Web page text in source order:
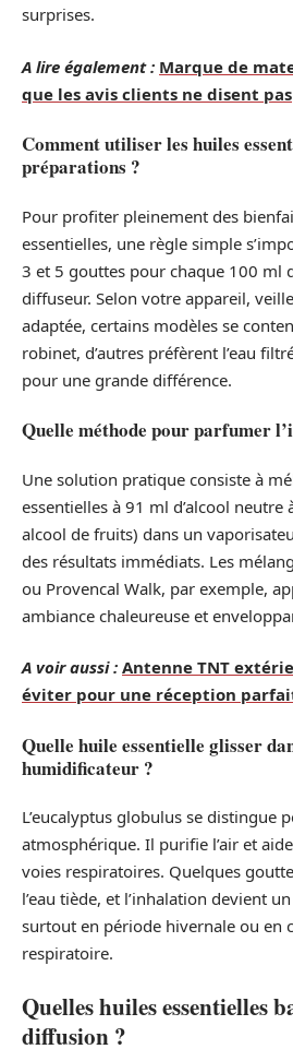
surprises.
A lire également : Marque de
que les avis clients ne disent pas
Comment utiliser les huiles
préparations ?
Pour profiter pleinement des
essentielles, une règle simple
3 et 5 gouttes pour chaque 100 ml
diffuseur. Selon votre appareil,
adaptée, certains modèles se
robinet, d’autres préfèrent l’eau
pour une grande différence.
Quelle méthode pour parfumer
Une solution pratique consiste à
essentielles à 91 ml d’alcool neutre
alcool de fruits) dans un
des résultats immédiats. Les
ou Provencal Walk, par exemple,
ambiance chaleureuse et
A voir aussi : Antenne TNT
éviter pour une réception
Quelle huile essentielle glisser
humidificateur ?
L’eucalyptus globulus se distingue
atmosphérique. Il purifie l’air et
voies respiratoires. Quelques
l’eau tiède, et l’inhalation devient
surtout en période hivernale ou en
respiratoire.
Quelles huiles essentielles
diffusion ?